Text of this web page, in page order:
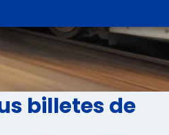
billetes de